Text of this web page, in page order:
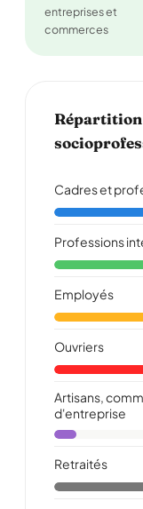
entreprises et
commerces
Répartition
Cadres et
Professions
Employés
Ouvriers
Artisans,
d'entreprise
Retraités